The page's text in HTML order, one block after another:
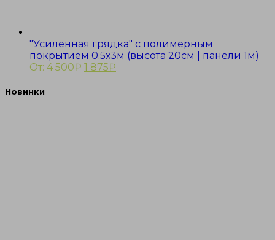
"Усиленная грядка" с полимерным
покрытием 0.5х3м (высота 20см | панели 1м)
От: 4 500₽ 1 875₽
Новинки